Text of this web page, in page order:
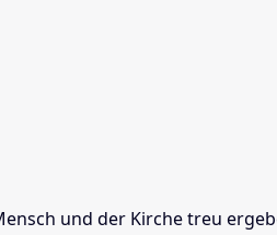
und der Kirche treu